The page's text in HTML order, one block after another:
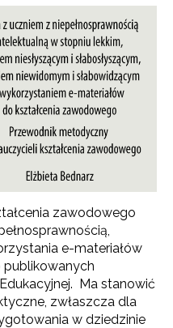
zawodowego
e-materiałów
publikowanych
Ma stanowić
zwłaszcza dla
w dziedzinie